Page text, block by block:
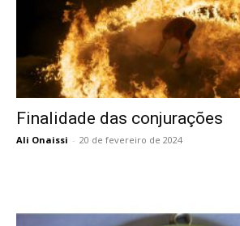
Finalidade das conjurações
Ali Onaissi - 20 de fevereiro de 2024